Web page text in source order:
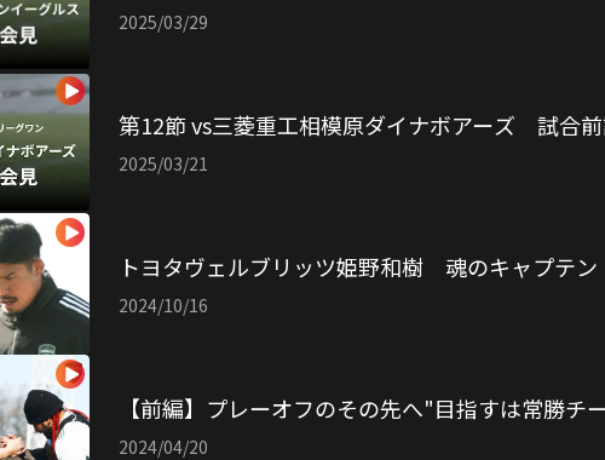
2025/03/29
第12節 vs三菱重工相模原ダイナボアーズ 試合
2025/03/21
トヨタヴェルブリッツ姫野和樹 魂のキャプテン
2024/10/16
【前編】プレーオフのその先へ"目指すは常勝チ
2024/04/20